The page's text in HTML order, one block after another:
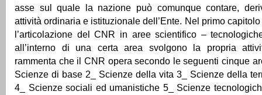
asse sul quale la nazione può comunque contare,
attività ordinaria e istituzionale dell’Ente. Nel primo
l’articolazione del CNR in aree scientifico –
all’interno di una certa area svolgono la propria
rammenta che il CNR opera secondo le seguenti cinque
Scienze di base 2_ Scienze della vita 3_ Scienze della
4_ Scienze sociali ed umanistiche 5_ Scienze